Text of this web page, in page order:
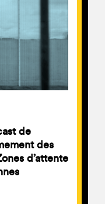
de
des
d’attente